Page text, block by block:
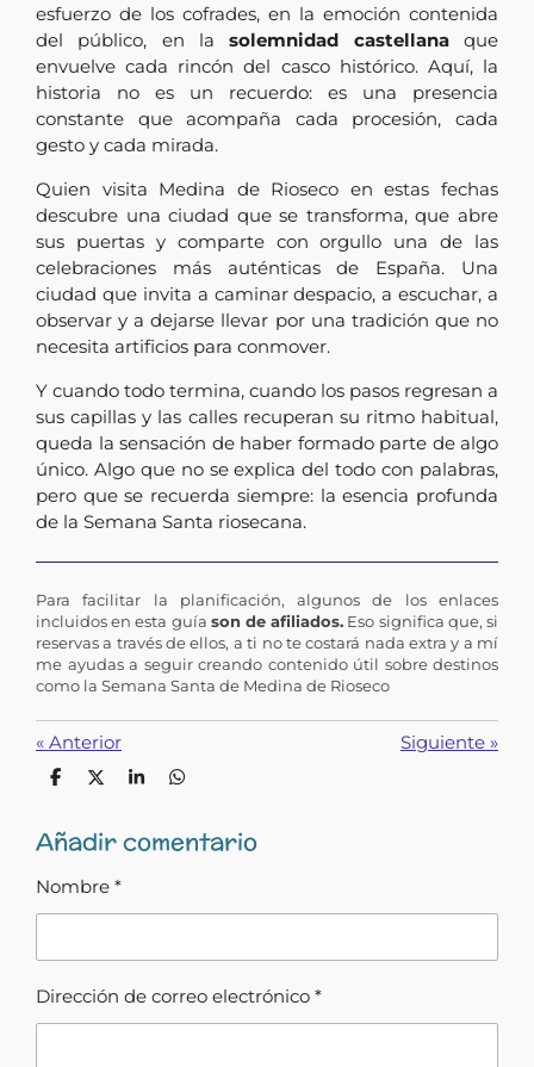
esfuerzo de los cofrades, en la emoción contenida
del público, en lasolemnidad castellanaque
envuelve cada rincón del casco histórico. Aquí, la
historia no es un recuerdo: es una presencia
constante que acompaña cada procesión, cada
gesto y cada mirada.
Quien visita Medina de Rioseco en estas fechas
descubre una ciudad que se transforma, que abre
sus puertas y comparte con orgullo una de las
celebraciones más auténticas de España. Una
ciudad que invita a caminar despacio, a escuchar, a
observar y a dejarse llevar por una tradición que no
necesita artificios para conmover.
Y cuando todo termina, cuando los pasos regresan a
sus capillas y las calles recuperan su ritmo habitual,
queda la sensación de haber formado parte de algo
único. Algo que no se explica del todo con palabras,
pero que se recuerda siempre: la esencia profunda
de la Semana Santa riosecana.
Para facilitar la planificación, algunos de los enlaces
incluidos en esta guía son de afiliados. Eso significa que, si
reservas a través de ellos, a ti no te costará nada extra y a mí
me ayudas a seguir creando contenido útil sobre destinos
como la Semana Santa de Medina de Rioseco
« Anterior Siguiente »
C
p
a
t
C
p
a
t
C
p
a
C
p
a
Añadir comentario
Nombre *
Dirección de correo electrónico *